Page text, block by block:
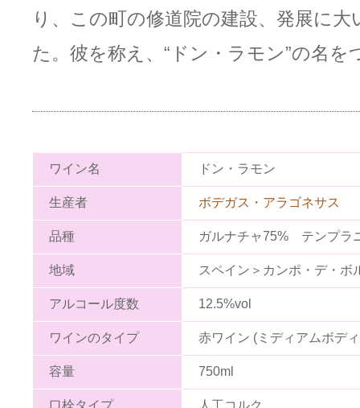
り、この町の修道院の建設、発展に
た。彼を称え、“ドン・ラモン”の名を
ワイン名 ドン・ラモン
生産者 ボデガス・アラゴネサス
品種 ガルナチャ75% テンプラ
地域 スペイン＞カンポ・デ・ボ
アルコール度数 12.5%vol
ワインのタイプ 赤ワイン (ミディアムボデ
容量 750ml
口栓タイプ 人工コルク